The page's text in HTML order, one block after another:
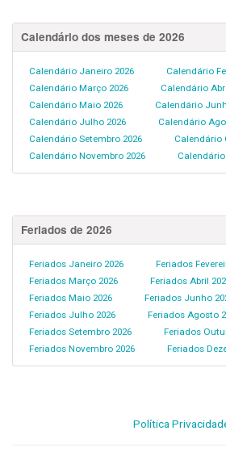
Calendário dos meses de 2026
Calendário Janeiro 2026
Calendário
Calendário Março 2026
Calendário
Calendário Maio 2026
Calendário
Calendário Julho 2026
Calendário
Calendário Setembro 2026
Calendário
Calendário Novembro 2026
Feriados de 2026
Feriados Janeiro 2026
Feriados
Feriados Março 2026
Feriados Abril
Feriados Maio 2026
Feriados Junho
Feriados Julho 2026
Feriados Agosto
Feriados Setembro 2026
Feriados
Feriados Novembro 2026
Feriados
Política